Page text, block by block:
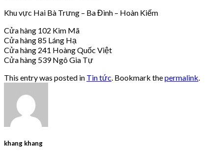
Khu vực Hai Bà Trưng – Ba Đình – Hoàn Kiếm
Cửa hàng 102 Kim Mã
Cửa hàng 85 Láng Hạ
Cửa hàng 241 Hoàng Quốc Việt
Cửa hàng 539 Ngô Gia Tự
This entry was posted in Tin tức . Bookmark thepermalink
khang khang